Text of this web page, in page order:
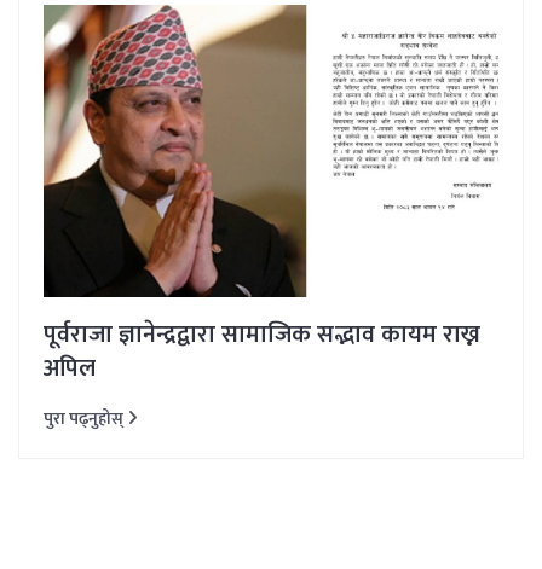
पूर्वराजा ज्ञानेन्द्रद्वारा सामाजिक सद्भाव कायम राख्न
अपिल
पुरा पढ्नुहोस्